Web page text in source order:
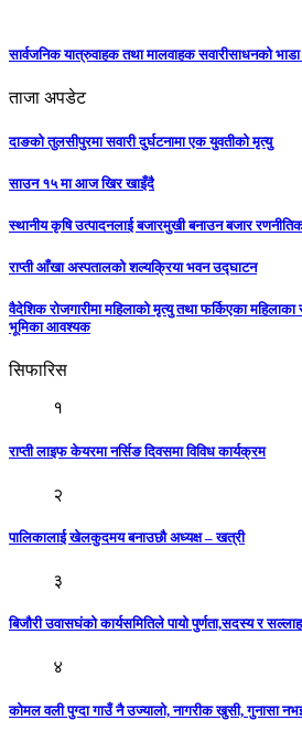
सार्वजनिक यात्रुवाहक तथा मालवाहक सवारीसाधनको भाडा
ताजा अपडेट
दाङको तुलसीपुरमा सवारी दुर्घटनामा एक युवतीको मृत्यु
साउन १५ मा आज खिर खाइँदै
स्थानीय कृषि उत्पादनलाई बजारमुखी बनाउन बजार
राप्ती आँखा अस्पतालको शल्यक्रिया भवन उद्घाटन
वैदेशिक रोजगारीमा महिलाको मृत्यु तथा फर्किएका
भूमिका आवश्यक
सिफारिस
१
राप्ती लाइफ केयरमा नर्सिङ दिवसमा विविध कार्यक्रम
२
पालिकालाई खेलकुदमय बनाउछौ अध्यक्ष – खत्री
३
बिजौरी उवासघंको कार्यसमितिले पायो पुर्णता,सदस्य र
४
कोमल वली पुग्दा गाउँ नै उज्यालो, नागरीक खुसी, गुनासा